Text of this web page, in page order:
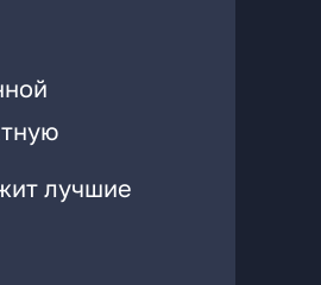
лучшие